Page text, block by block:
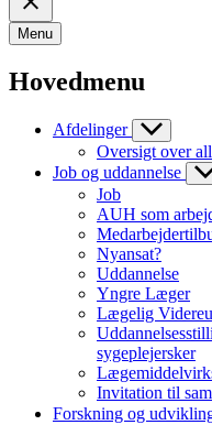
Menu
Hovedmenu
Afdelinger
Oversigt over
Job og uddannelse
Job
AUH som
Nyansat?
Uddannelse
Yngre Læger
Lægelig
sygeplejersker
Invitation til
Forskning og